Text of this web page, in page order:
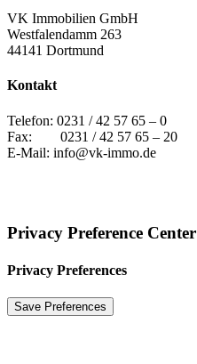
VK Immobilien GmbH
Westfalendamm 263
44141 Dortmund
Kontakt
Telefon: 0231 / 42 57 65 – 0
Fax: 0231 / 42 57 65 – 20
E-Mail: info@vk-immo.de
Privacy Preference Center
Privacy Preferences